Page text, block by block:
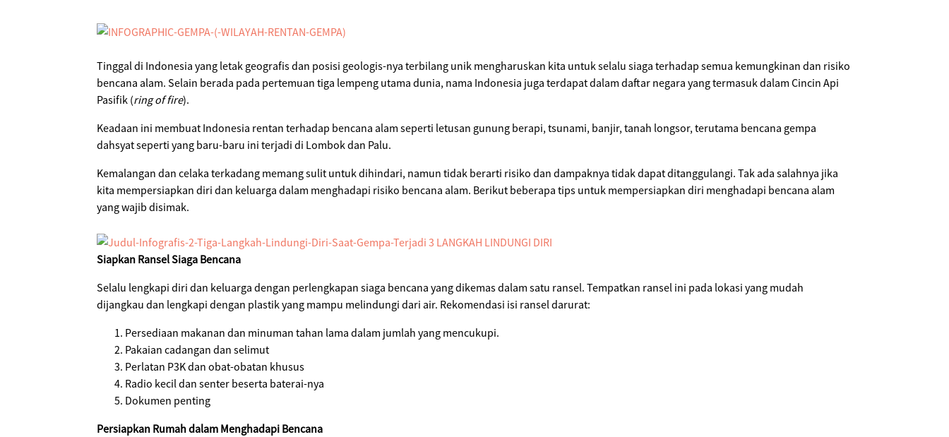
Tinggal di Indonesia yang letak geografis dan posisi geologis-nya terbilang unik mengharuskan kita untuk selalu siaga terhadap semua kemungkinan dan risiko
bencana alam. Selain berada pada pertemuan tiga lempeng utama dunia, nama Indonesia juga terdapat dalam daftar negara yang termasuk dalam Cincin Api
Pasifik (ring of fire).
Keadaan ini membuat Indonesia rentan terhadap bencana alam seperti letusan gunung berapi, tsunami, banjir, tanah longsor, terutama bencana gempa
dahsyat seperti yang baru-baru ini terjadi di Lombok dan Palu.
Kemalangan dan celaka terkadang memang sulit untuk dihindari, namun tidak berarti risiko dan dampaknya tidak dapat ditanggulangi. Tak ada salahnya jika
kita mempersiapkan diri dan keluarga dalam menghadapi risiko bencana alam. Berikut beberapa tips untuk mempersiapkan diri menghadapi bencana alam
yang wajib disimak.
Siapkan Ransel Siaga Bencana
Selalu lengkapi diri dan keluarga dengan perlengkapan siaga bencana yang dikemas dalam satu ransel. Tempatkan ransel ini pada lokasi yang mudah
dijangkau dan lengkapi dengan plastik yang mampu melindungi dari air. Rekomendasi isi ransel darurat:
Persediaan makanan dan minuman tahan lama dalam jumlah yang mencukupi.
Pakaian cadangan dan selimut
Perlatan P3K dan obat-obatan khusus
Radio kecil dan senter beserta baterai-nya
Dokumen penting
Persiapkan Rumah dalam Menghadapi Bencana